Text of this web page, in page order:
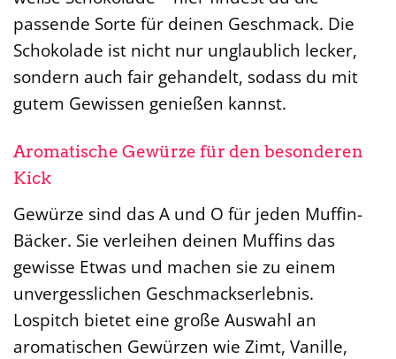
passende Sorte für deinen Geschmack. Die
Schokolade ist nicht nur unglaublich lecker,
sondern auch fair gehandelt, sodass du mit
gutem Gewissen genießen kannst.
Aromatische Gewürze für den besonderen
Kick
Gewürze sind das A und O für jeden Muffin-
Bäcker. Sie verleihen deinen Muffins das
gewisse Etwas und machen sie zu einem
unvergesslichen Geschmackserlebnis.
Lospitch bietet eine große Auswahl an
aromatischen Gewürzen wie Zimt, Vanille,